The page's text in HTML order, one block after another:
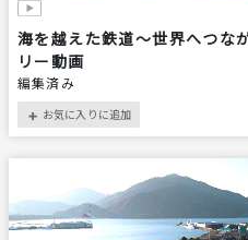
海を越えた鉄道～世界へつ
リー動画
編集済み
＋ お気に入りに追加